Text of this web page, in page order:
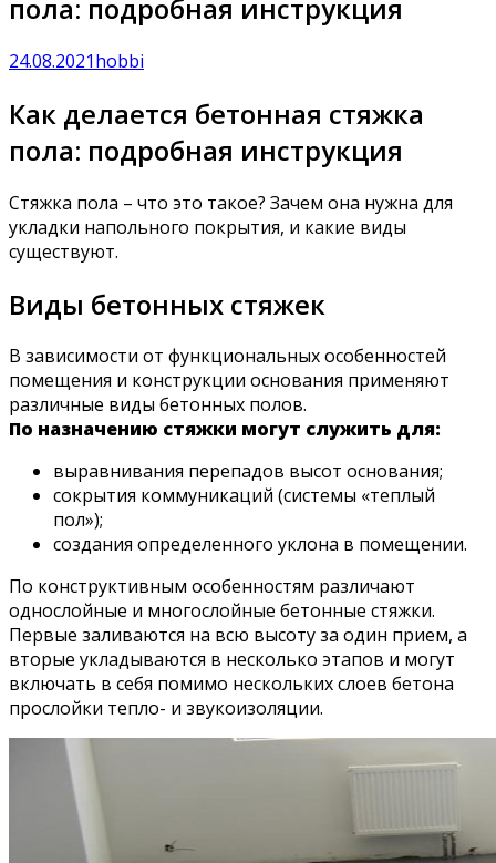
пола: подробная инструкция
24.08.2021hobbi
Как делается бетонная стяжка
пола: подробная инструкция
Стяжка пола – что это такое? Зачем она нужна для
укладки напольного покрытия, и какие виды
существуют.
Виды бетонных стяжек
В зависимости от функциональных особенностей
помещения и конструкции основания применяют
различные виды бетонных полов.
По назначению стяжки могут служить для:
выравнивания перепадов высот основания;
сокрытия коммуникаций (системы «теплый
пол»);
создания определенного уклона в помещении.
По конструктивным особенностям различают
однослойные и многослойные бетонные стяжки.
Первые заливаются на всю высоту за один прием, а
вторые укладываются в несколько этапов и могут
включать в себя помимо нескольких слоев бетона
прослойки тепло- и звукоизоляции.